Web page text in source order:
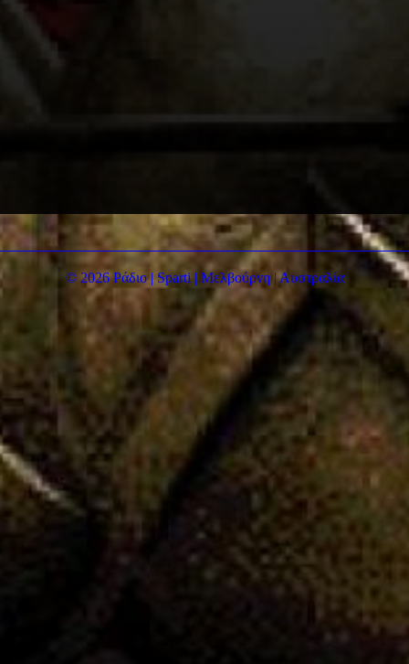
© 2026 Ράδιο | Sparti | Μελβούρνη | Αυστραλία